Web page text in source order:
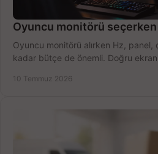
Oyuncu monitörü seçerken
Oyuncu monitörü alırken Hz,
kadar bütçe de önemli. Doğru
10 Temmuz 2026